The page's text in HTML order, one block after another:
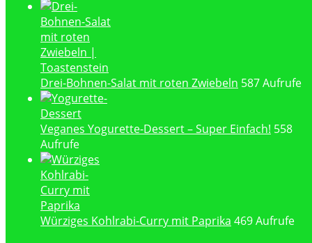
Drei-Bohnen-Salat mit roten Zwiebeln 587 Aufrufe
Veganes Yogurette-Dessert – Super Einfach! 558
Aufrufe
Würziges Kohlrabi-Curry mit Paprika 469 Aufrufe